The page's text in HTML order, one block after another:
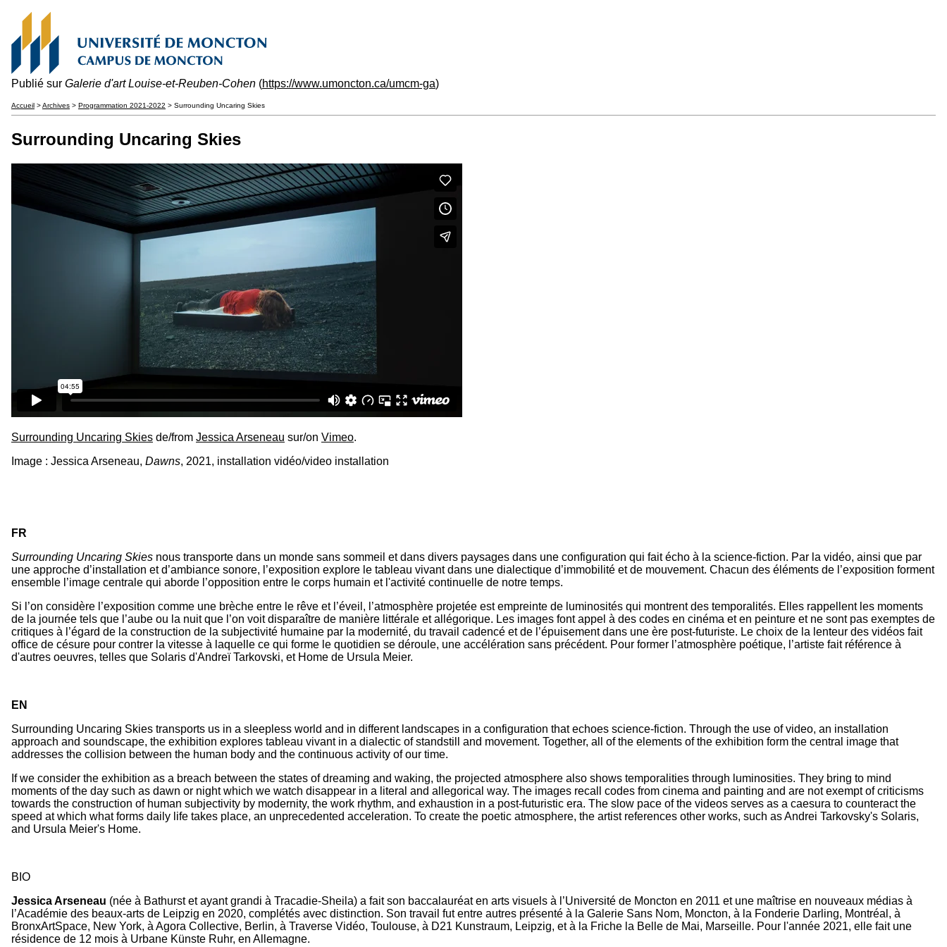
Publié sur Galerie d'art Louise-et-Reuben-Cohen (https://www.umoncton.ca/umcm-ga)
Accueil >Archives > Programmation 2021-2022 > Surrounding Uncaring Skies
Surrounding Uncaring Skies
Surrounding Uncaring Skies de/from Jessica Arseneau sur/on Vimeo.
Image : Jessica Arseneau, Dawns, 2021, installation vidéo/video installation
FR
Surrounding Uncaring Skies nous transporte dans un monde sans sommeil et dans divers paysages dans une configuration qui fait écho à la science-fiction. Par la vidéo, ainsi que par
une approche d’installation et d’ambiance sonore, l’exposition explore le tableau vivant dans une dialectique d’immobilité et de mouvement. Chacun des éléments de l’exposition forment
ensemble l’image centrale qui aborde l’opposition entre le corps humain et l'activité continuelle de notre temps.
Si l’on considère l’exposition comme une brèche entre le rêve et l’éveil, l’atmosphère projetée est empreinte de luminosités qui montrent des temporalités. Elles rappellent les moments
de la journée tels que l’aube ou la nuit que l’on voit disparaître de manière littérale et allégorique. Les images font appel à des codes en cinéma et en peinture et ne sont pas exemptes de
critiques à l’égard de la construction de la subjectivité humaine par la modernité, du travail cadencé et de l’épuisement dans une ère post-futuriste. Le choix de la lenteur des vidéos fait
office de césure pour contrer la vitesse à laquelle ce qui forme le quotidien se déroule, une accélération sans précédent. Pour former l’atmosphère poétique, l’artiste fait référence à
d'autres oeuvres, telles que Solaris d'Andreï Tarkovski, et Home de Ursula Meier.
EN
Surrounding Uncaring Skies transports us in a sleepless world and in different landscapes in a configuration that echoes science-fiction. Through the use of video, an installation
approach and soundscape, the exhibition explores tableau vivant in a dialectic of standstill and movement. Together, all of the elements of the exhibition form the central image that
addresses the collision between the human body and the continuous activity of our time.
If we consider the exhibition as a breach between the states of dreaming and waking, the projected atmosphere also shows temporalities through luminosities. They bring to mind
moments of the day such as dawn or night which we watch disappear in a literal and allegorical way. The images recall codes from cinema and painting and are not exempt of criticisms
towards the construction of human subjectivity by modernity, the work rhythm, and exhaustion in a post-futuristic era. The slow pace of the videos serves as a caesura to counteract the
speed at which what forms daily life takes place, an unprecedented acceleration. To create the poetic atmosphere, the artist references other works, such as Andrei Tarkovsky's Solaris,
and Ursula Meier's Home.
BIO
Jessica Arseneau (née à Bathurst et ayant grandi à Tracadie-Sheila) a fait son baccalauréat en arts visuels à l’Université de Moncton en 2011 et une maîtrise en nouveaux médias à
l’Académie des beaux-arts de Leipzig en 2020, complétés avec distinction. Son travail fut entre autres présenté à la Galerie Sans Nom, Moncton, à la Fonderie Darling, Montréal, à
BronxArtSpace, New York, à Agora Collective, Berlin, à Traverse Vidéo, Toulouse, à D21 Kunstraum, Leipzig, et à la Friche la Belle de Mai, Marseille. Pour l'année 2021, elle fait une
résidence de 12 mois à Urbane Künste Ruhr, en Allemagne.